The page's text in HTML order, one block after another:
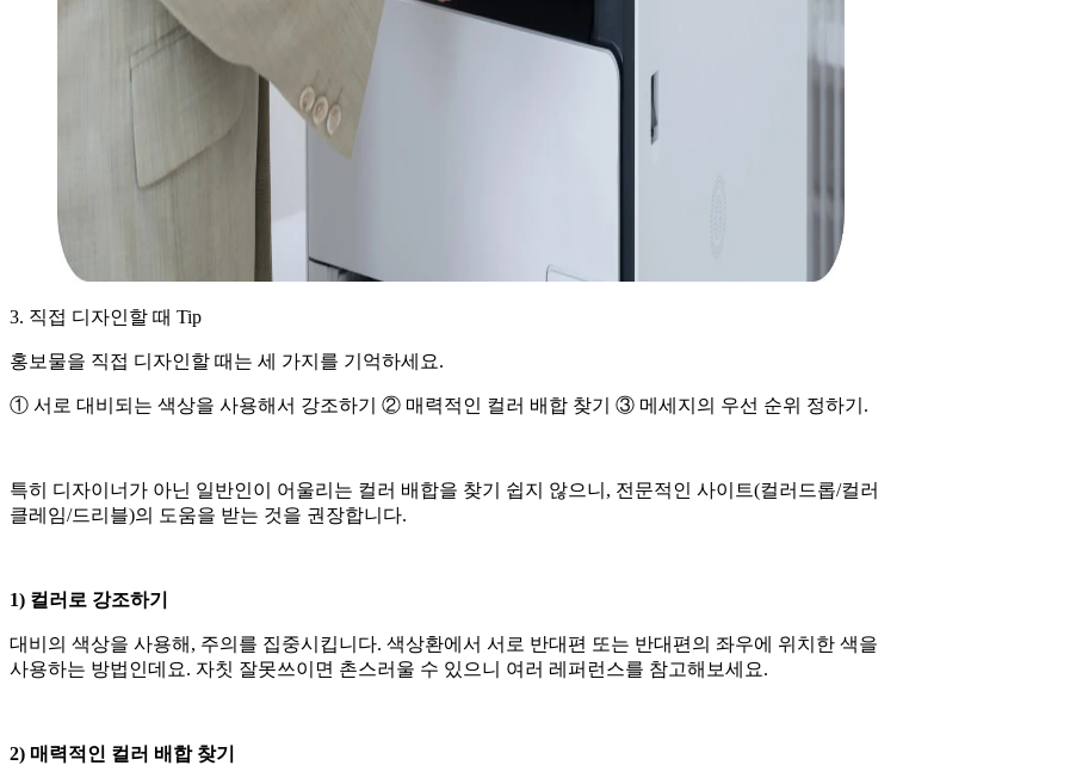
3. 직접 디자인할 때 Tip
홍보물을 직접 디자인할 때는 세 가지를 기억하세요.
① 서로 대비되는 색상을 사용해서 강조하기 ② 매력적인 컬러 배합 찾기 ③ 메세지의 우선 순위 정하기.
특히 디자이너가 아닌 일반인이 어울리는 컬러 배합을 찾기 쉽지 않으니, 전문적인 사이트(컬러드롭/컬러
클레임/드리블)의 도움을 받는 것을 권장합니다.
1) 컬러로 강조하기
대비의 색상을 사용해, 주의를 집중시킵니다. 색상환에서 서로 반대편 또는 반대편의 좌우에 위치한 색을
사용하는 방법인데요. 자칫 잘못쓰이면 촌스러울 수 있으니 여러 레퍼런스를 참고해보세요.
2) 매력적인 컬러 배합 찾기